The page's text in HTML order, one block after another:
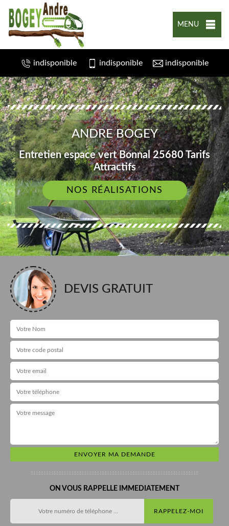
MENU
indisponible indisponible indisponible
ANDRE BOGEY
Entretien espace vert Bonnal 25680 Tarifs
Attractifs
NOS RÉALISATIONS
DEVIS GRATUIT
ON VOUS RAPPELLE IMMEDIATEMENT